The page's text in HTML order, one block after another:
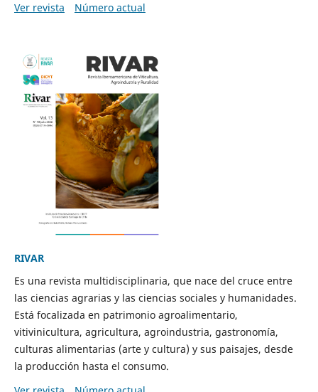
Ver revista
Número actual
RIVAR
Es una revista multidisciplinaria, que nace del cruce entre
las ciencias agrarias y las ciencias sociales y humanidades.
Está focalizada en patrimonio agroalimentario,
vitivinicultura, agricultura, agroindustria, gastronomía,
culturas alimentarias (arte y cultura) y sus paisajes, desde
la producción hasta el consumo.